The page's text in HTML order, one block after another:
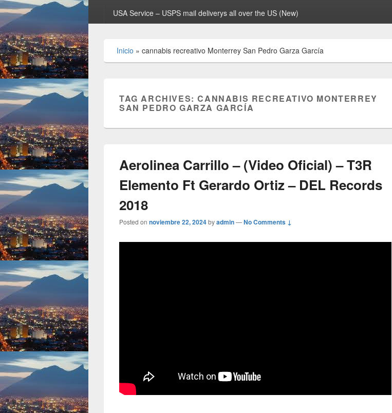
USA Service – USPS mail deliverys all over the US (New)
Inicio » cannabis recreativo Monterrey San Pedro Garza García
TAG ARCHIVES:CANNABIS RECREATIVO MONTERREY
SAN PEDRO GARZA GARCÍA
Aerolinea Carrillo – (Video Oficial) – T3R
Elemento Ft Gerardo Ortiz – DEL Records
2018
Posted on noviembre 22, 2024byadmin—No Comments ↓